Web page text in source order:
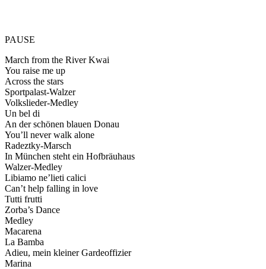
PAUSE
March from the River Kwai
You raise me up
Across the stars
Sportpalast-Walzer
Volkslieder-Medley
Un bel di
An der schönen blauen Donau
You’ll never walk alone
Radeztky-Marsch
In München steht ein Hofbräuhaus
Walzer-Medley
Libiamo ne’lieti calici
Can’t help falling in love
Tutti frutti
Zorba’s Dance
Medley
Macarena
La Bamba
Adieu, mein kleiner Gardeoffizier
Marina